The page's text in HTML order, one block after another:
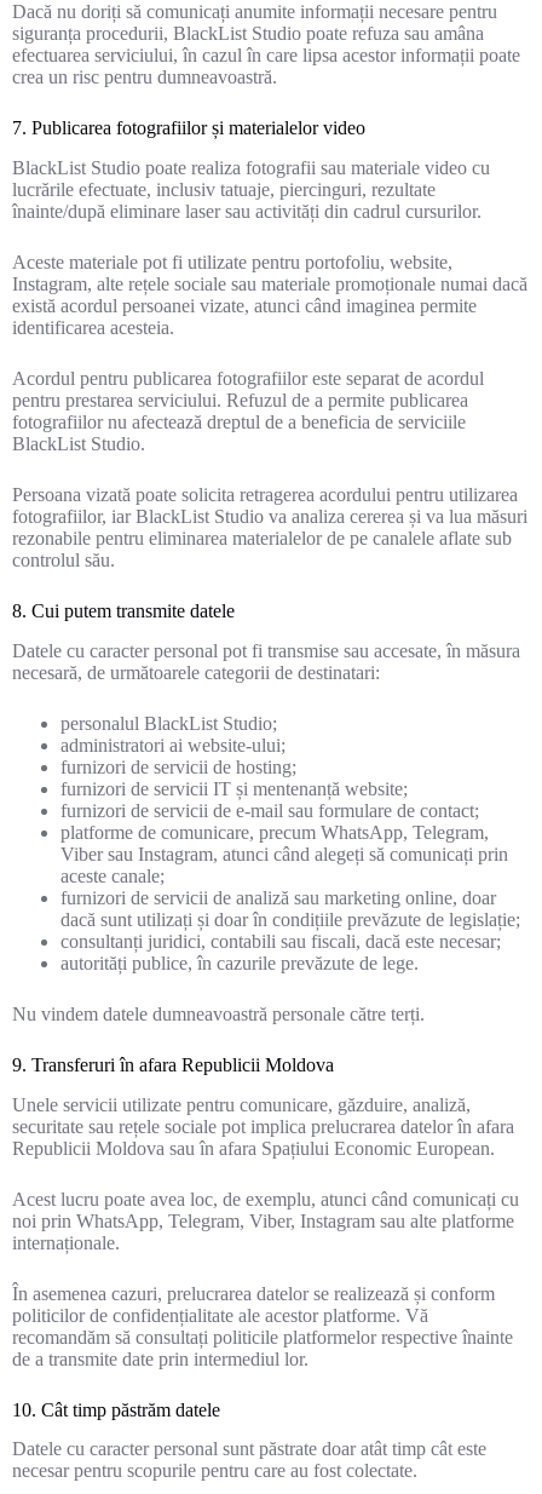
Dacă nu doriți să comunicați anumite informații necesare pentru
siguranța procedurii, BlackList Studio poate refuza sau amâna
efectuarea serviciului, în cazul în care lipsa acestor informații poate
crea un risc pentru dumneavoastră.
7. Publicarea fotografiilor și materialelor video
BlackList Studio poate realiza fotografii sau materiale video cu
lucrările efectuate, inclusiv tatuaje, piercinguri, rezultate
înainte/după eliminare laser sau activități din cadrul cursurilor.
Aceste materiale pot fi utilizate pentru portofoliu, website,
Instagram, alte rețele sociale sau materiale promoționale numai dacă
există acordul persoanei vizate, atunci când imaginea permite
identificarea acesteia.
Acordul pentru publicarea fotografiilor este separat de acordul
pentru prestarea serviciului. Refuzul de a permite publicarea
fotografiilor nu afectează dreptul de a beneficia de serviciile
BlackList Studio.
Persoana vizată poate solicita retragerea acordului pentru utilizarea
fotografiilor, iar BlackList Studio va analiza cererea și va lua măsuri
rezonabile pentru eliminarea materialelor de pe canalele aflate sub
controlul său.
8. Cui putem transmite datele
Datele cu caracter personal pot fi transmise sau accesate, în măsura
necesară, de următoarele categorii de destinatari:
personalul BlackList Studio;
administratori ai website-ului;
furnizori de servicii de hosting;
furnizori de servicii IT și mentenanță website;
furnizori de servicii de e-mail sau formulare de contact;
platforme de comunicare, precum WhatsApp, Telegram,
Viber sau Instagram, atunci când alegeți să comunicați prin
aceste canale;
furnizori de servicii de analiză sau marketing online, doar
dacă sunt utilizați și doar în condițiile prevăzute de legislație;
consultanți juridici, contabili sau fiscali, dacă este necesar;
autorități publice, în cazurile prevăzute de lege.
Nu vindem datele dumneavoastră personale către terți.
9. Transferuri în afara Republicii Moldova
Unele servicii utilizate pentru comunicare, găzduire, analiză,
securitate sau rețele sociale pot implica prelucrarea datelor în afara
Republicii Moldova sau în afara Spațiului Economic European.
Acest lucru poate avea loc, de exemplu, atunci când comunicați cu
noi prin WhatsApp, Telegram, Viber, Instagram sau alte platforme
internaționale.
În asemenea cazuri, prelucrarea datelor se realizează și conform
politicilor de confidențialitate ale acestor platforme. Vă
recomandăm să consultați politicile platformelor respective înainte
de a transmite date prin intermediul lor.
10. Cât timp păstrăm datele
Datele cu caracter personal sunt păstrate doar atât timp cât este
necesar pentru scopurile pentru care au fost colectate.